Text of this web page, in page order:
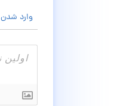
وارد شدن